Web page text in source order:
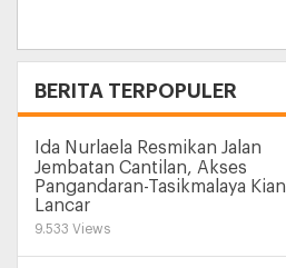
BERITA TERPOPULER
Ida Nurlaela Resmikan Jalan
Jembatan Cantilan, Akses
Pangandaran-Tasikmalaya Kian
Lancar
9.533 Views